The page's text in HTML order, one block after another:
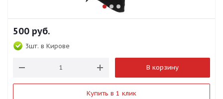
500 руб.
3шт. в Кирове
В корзину
Купить в 1 клик